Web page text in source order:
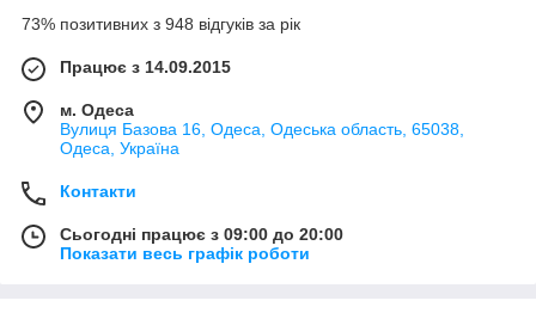
73% позитивних з 948 відгуків за рік
Працює з 14.09.2015
м. Одеса
Вулиця Базова 16, Одеса, Одеська область, 65038,
Одеса, Україна
Контакти
Сьогодні працює з 09:00 до 20:00
Показати весь графік роботи